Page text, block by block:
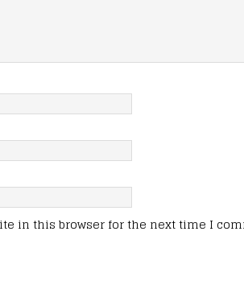
in this browser for the next time I